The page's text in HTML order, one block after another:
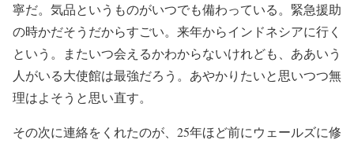
寧だ。気品というものがいつでも備わっている。緊急援助
の時かだそうだからすごい。来年からインドネシアに行く
という。またいつ会えるかわからないけれども、ああいう
人がいる大使館は最強だろう。あやかりたいと思いつつ無
理はよそうと思い直す。
その次に連絡をくれたのが、25年ほど前にウェールズに修